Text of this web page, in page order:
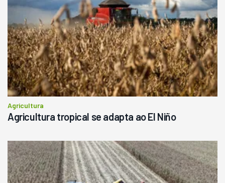
R$ 145.000
Consultar
Agricultura
Agricultura tropical se adapta ao El Niño